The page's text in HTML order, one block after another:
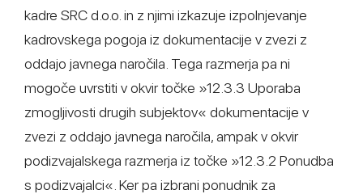
kadre SRC d.o.o. in z njimi izkazuje izpolnjevanje
kadrovskega pogoja iz dokumentacije v zvezi z
oddajo javnega naročila. Tega razmerja pa ni
mogoče uvrstiti v okvir točke »12.3.3 Uporaba
zmogljivosti drugih subjektov« dokumentacije v
zvezi z oddajo javnega naročila, ampak v okvir
podizvajalskega razmerja iz točke »12.3.2 Ponudba
s podizvajalci«. Ker pa izbrani ponudnik za